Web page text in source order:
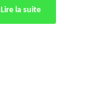
Lire la suite